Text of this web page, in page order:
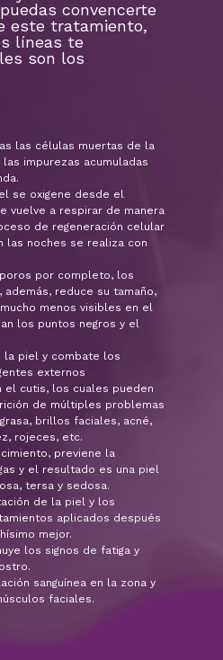
convencerte
este tratamiento,
líneas te
son los
las células muertas de la
impurezas acumuladas
se oxigene desde el
vuelve a respirar de manera
de regeneración celular
las noches se realiza con
por completo, los
además, reduce su tamaño,
menos visibles en el
los puntos negros y el
la piel y combate los
externos
el cutis, los cuales pueden
de múltiples problemas
brillos faciales, acné,
rojeces, etc.
previene la
y el resultado es una piel
tersa y sedosa.
de la piel y los
aplicados después
mejor.
los signos de fatiga y
sanguínea en la zona y
faciales.